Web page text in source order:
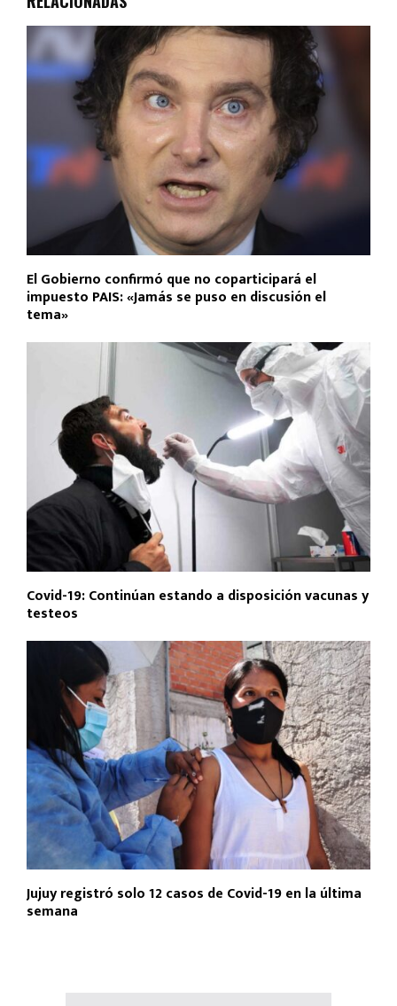
El Gobierno confirmó que no coparticipará el
impuesto PAIS: «Jamás se puso en discusión el
tema»
Covid-19: Continúan estando a disposición vacunas y
testeos
Jujuy registró solo 12 casos de Covid-19 en la última
semana